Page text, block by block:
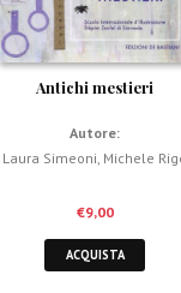
Antichi mestieri
Autore:
Laura Simeoni, Michele
€9,00
ACQUISTA